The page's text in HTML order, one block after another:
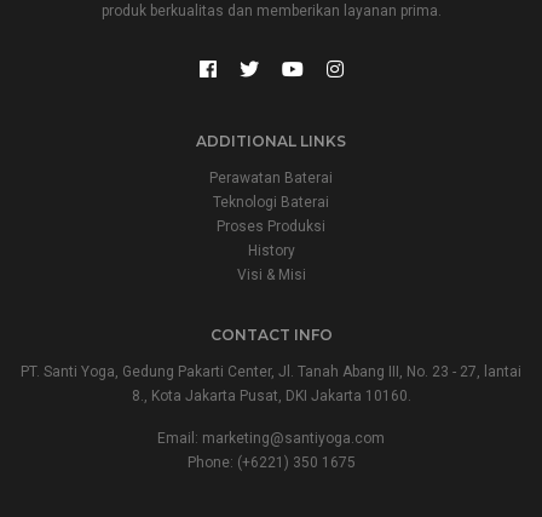
produk berkualitas dan memberikan layanan prima.
ADDITIONAL LINKS
Perawatan Baterai
Teknologi Baterai
Proses Produksi
History
Visi & Misi
CONTACT INFO
PT. Santi Yoga, Gedung Pakarti Center, Jl. Tanah Abang III, No. 23 - 27, lantai
8., Kota Jakarta Pusat, DKI Jakarta 10160.
Email: marketing@santiyoga.com
Phone: (+6221) 350 1675